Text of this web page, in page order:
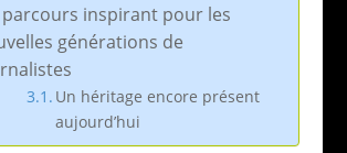
inspirant pour les
générations de
Un héritage encore présent
aujourd’hui